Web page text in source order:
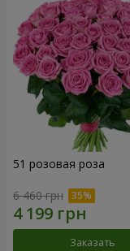
51 розовая роза
6 460 грн
Заказать